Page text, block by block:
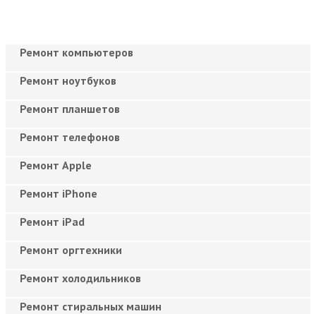
Ремонт компьютеров
Ремонт ноутбуков
Ремонт планшетов
Ремонт телефонов
Ремонт Apple
Ремонт iPhone
Ремонт iPad
Ремонт оргтехники
Ремонт холодильников
Ремонт стиральных машин